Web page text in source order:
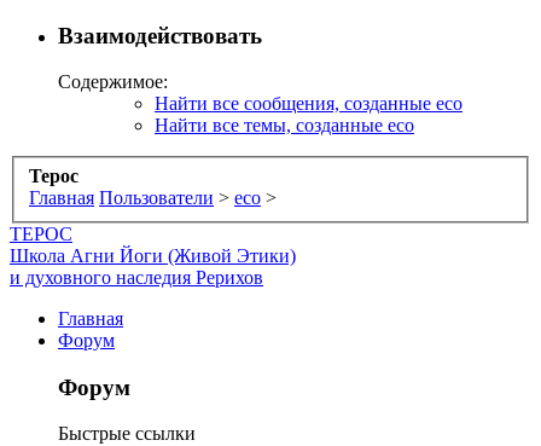
Взаимодействовать
Содержимое:
Найти все сообщения, созданные eco
Найти все темы, созданные eco
Терос
Главная Пользователи > eco >
ТЕРОС
Школа Агни Йоги (Живой Этики)
и духовного наследия Рерихов
Главная
Форум
Форум
Быстрые ссылки